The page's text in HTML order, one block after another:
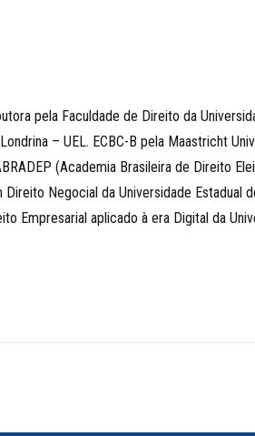
pela Faculdade de Direito da
– UEL. ECBC-B pela Maastricht
(Academia Brasileira de Direito
Negocial da Universidade Estadual
Empresarial aplicado à era Digital da